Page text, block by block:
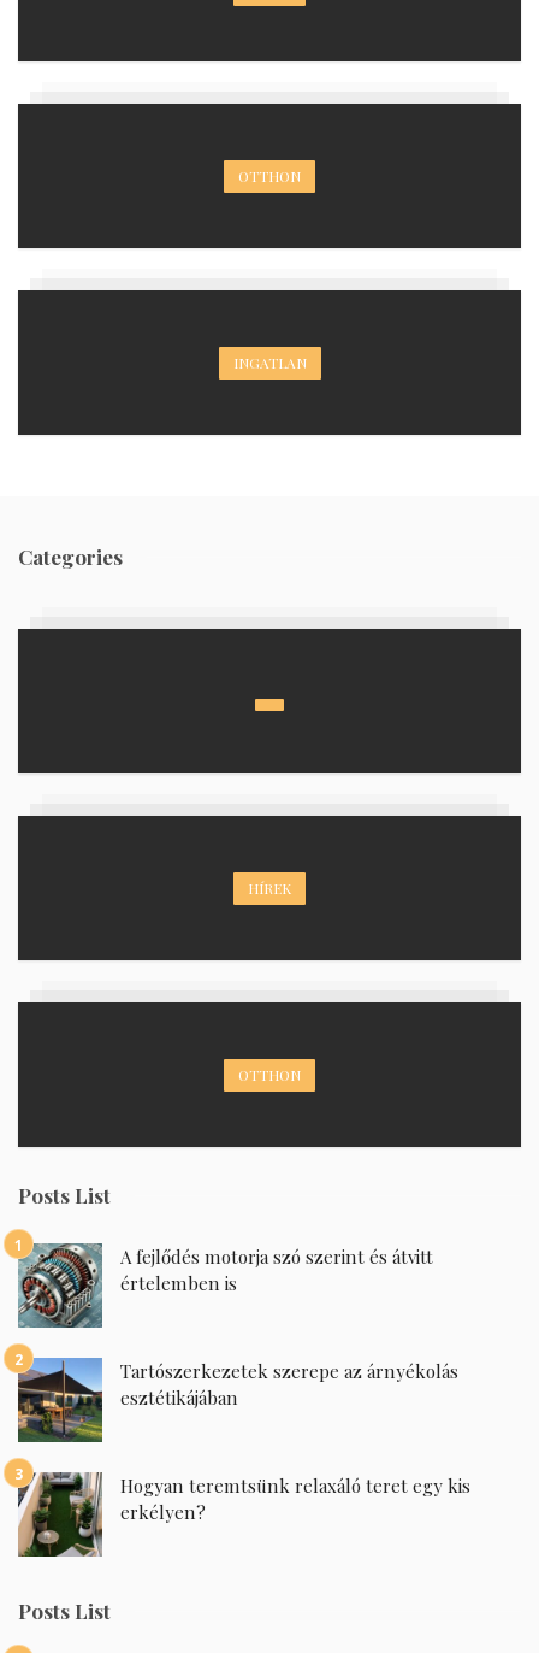
OTTHON
INGATLAN
Categories
HÍREK
OTTHON
Posts List
A fejlődés motorja szó szerint és átvitt
értelemben is
Tartószerkezetek szerepe az árnyékolás
esztétikájában
Hogyan teremtsünk relaxáló teret egy kis
erkélyen?
Posts List